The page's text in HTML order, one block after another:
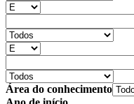
Área do conhecimento